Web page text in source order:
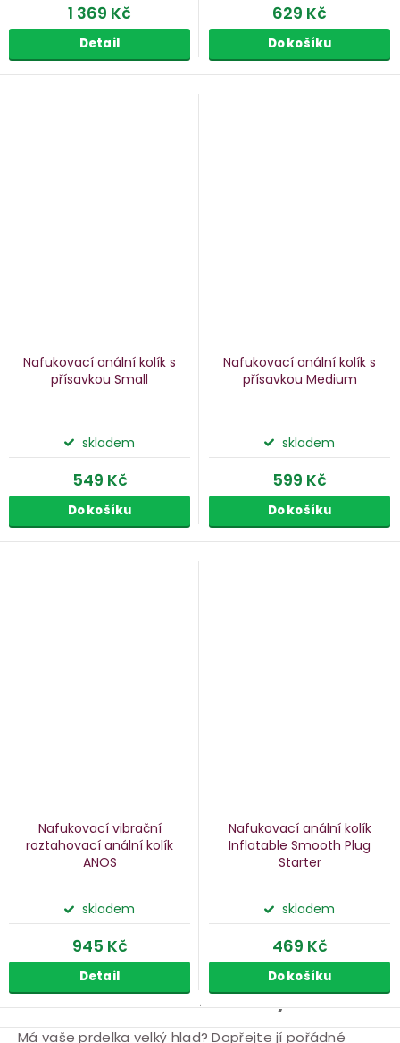
1 369 Kč
Detail
629 Kč
Do košíku
Nafukovací anální kolík s
přísavkou Small
skladem
549 Kč
Do košíku
Nafukovací anální kolík s
přísavkou Medium
skladem
599 Kč
Do košíku
Nafukovací vibrační
roztahovací anální kolík
ANOS
skladem
945 Kč
Detail
Nafukovací anální kolík
Inflatable Smooth Plug
Starter
skladem
469 Kč
Do košíku
Nafukovací anální kolíky
Má vaše prdelka velký hlad? Dopřejte jí pořádné